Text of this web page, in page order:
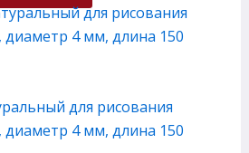
для рисования
4 мм, длина 150